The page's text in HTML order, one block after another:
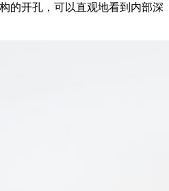
的开孔，可以直观地看到内部深